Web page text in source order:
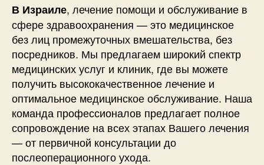
В Израиле, лечение помощи и обслуживание в
сфере здравоохранения — это медицинское
без лиц промежуточных вмешательства, без
посредников. Мы предлагаем широкий спектр
медицинских услуг и клиник, где вы можете
получить высококачественное лечение и
оптимальное медицинское обслуживание. Наша
команда профессионалов предлагает полное
сопровождение на всех этапах Вашего лечения
— от первичной консультации до
послеоперационного ухода.